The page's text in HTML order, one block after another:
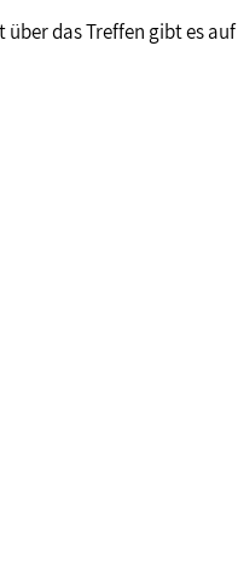
das Treffen gibt es auf